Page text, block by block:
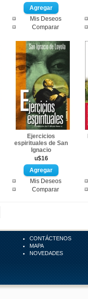
Mis Deseos
Comparar
Ejercicios
espirituales de San
Ignacio
u$16
Mis Deseos
Comparar
CONTÁCTENOS
MAPA
NOVEDADES